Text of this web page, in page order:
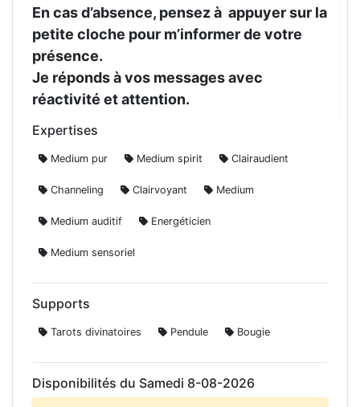
En cas d’absence, pensez à appuyer sur la
petite cloche pour m’informer de votre
présence.
Je réponds à vos messages avec
réactivité et attention.
Expertises
Medium pur Medium spirit Clairaudient
Channeling Clairvoyant Medium
Medium auditif Energéticien
Medium sensoriel
Supports
Tarots divinatoires Pendule Bougie
Disponibilités du Samedi 8-08-2026